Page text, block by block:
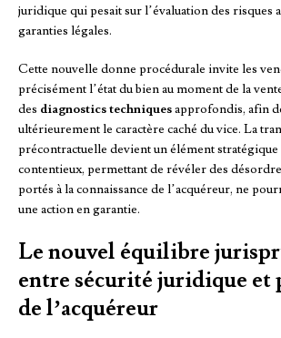
juridique qui pesait sur l’évaluation des risques
garanties légales.
Cette nouvelle donne procédurale invite les
précisément l’état du bien au moment de la
des diagnostics techniquesapprofondis, afin
ultérieurement le caractère caché du vice. La
précontractuelle devient un élément
contentieux, permettant de révéler des
portés à la connaissance de l’acquéreur, ne
une action en garantie.
Le nouvel équilibre
entre sécurité juridique
de l’acquéreur